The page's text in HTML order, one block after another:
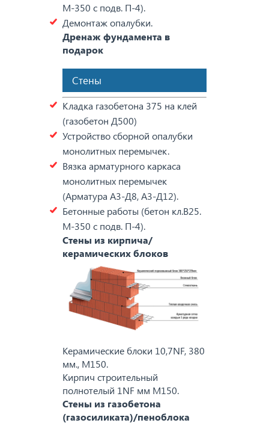
М-350 с подв. П-4).
Демонтаж опалубки.
Дренаж фундамента в
подарок
Стены
Кладка газобетона 375 на клей
(газобетон Д500)
Устройство сборной опалубки
монолитных перемычек.
Вязка арматурного каркаса
монолитных перемычек
(Арматура А3-Д8, А3-Д12).
Бетонные работы (бетон кл.В25.
М-350 с подв. П-4).
Стены из кирпича/
керамических блоков
Керамические блоки 10,7NF, 380
мм., M150.
Кирпич строительный
полнотелый 1NF мм M150.
Стены из газобетона
(газосиликата)/пеноблока